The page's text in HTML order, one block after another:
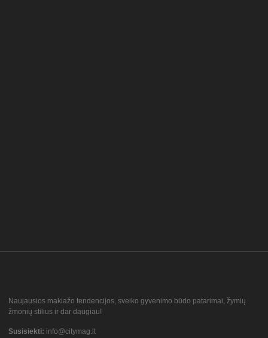
Naujausios makiažo tendencijos, sveiko gyvenimo būdo patarimai, žymių
žmonių stilius ir dar daugiau!
Susisiekti: info@citymag.lt